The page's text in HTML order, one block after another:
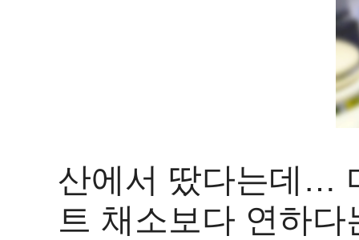
산에서 땄다는데…
트 채소보다 연하다